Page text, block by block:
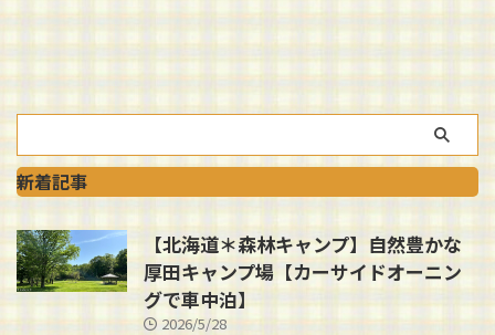
新着記事
【北海道＊森林キャンプ】自然豊かな
厚田キャンプ場【カーサイドオーニン
グで車中泊】
2026/5/28